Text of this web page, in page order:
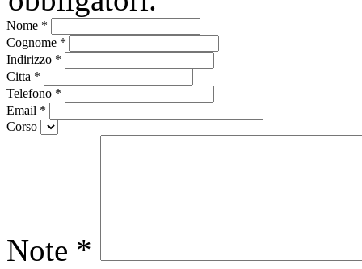
Nome *
Cognome *
Indirizzo *
Citta *
Telefono *
Email *
Corso
Note *